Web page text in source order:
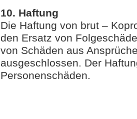
10. Haftung
Die Haftung von brut –
den Ersatz von
von Schäden aus
ausgeschlossen. Der
Personenschäden.